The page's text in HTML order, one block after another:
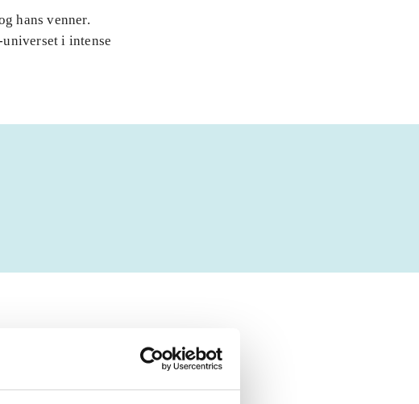
hans venner.
i intense